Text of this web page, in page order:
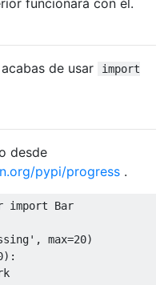
funcionará con él.
de usar
import
desde
pypi/progress .
import Bar
, max=20)
):